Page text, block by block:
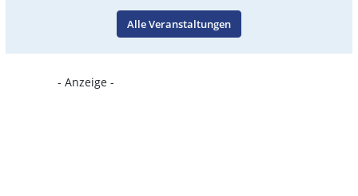
Alle Veranstaltungen
- Anzeige -